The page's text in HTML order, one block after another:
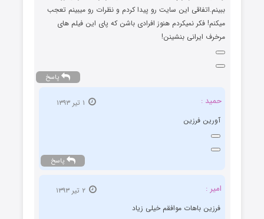
ببینم.اتفاقی این سایت رو پیدا کردم و نظرات رو میبینم تعجب
میکنم! فکر نمیکردم هنوز افرادی باشن که پای این فیلم های
مرخرف ایرانی بنشینن!
پاسخ
حمید :
آورین فرزین
پاسخ
امیر :
فرزین باهات موافقم خیلی زیاد